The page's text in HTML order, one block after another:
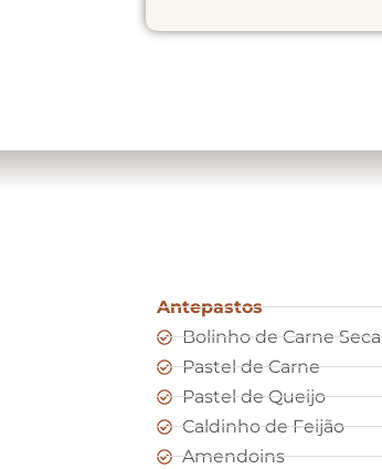
Antepastos
Bolinho de Carne Seca
Pastel de Carne
Pastel de Queijo
Caldinho de Feijão
Amendoins